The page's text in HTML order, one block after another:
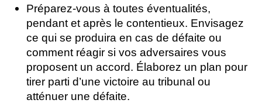
Préparez-vous à toutes éventualités,
pendant et après le contentieux. Envisagez
ce qui se produira en cas de défaite ou
comment réagir si vos adversaires vous
proposent un accord. Élaborez un plan pour
tirer parti d’une victoire au tribunal ou
atténuer une défaite.